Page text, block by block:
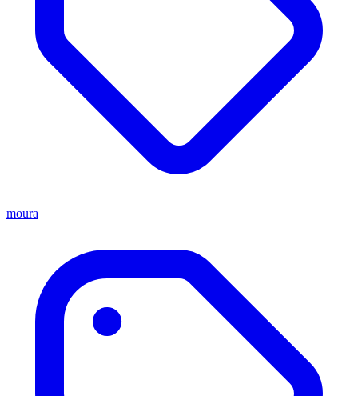
moura